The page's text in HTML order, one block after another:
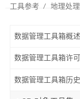
工具参考 地理处
数据管理工具箱概述
数据管理工具箱许可
数据管理工具箱历